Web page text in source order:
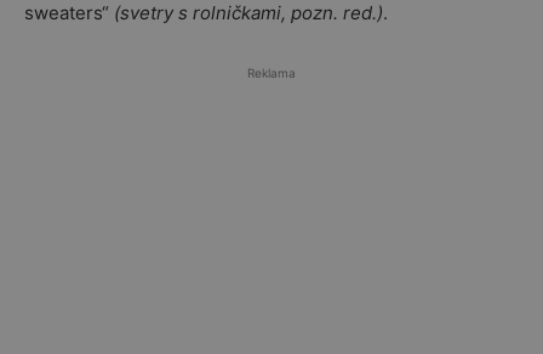
sweaters“ (svetry s rolničkami, pozn. red.).
Reklama